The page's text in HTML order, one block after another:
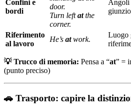
Confini e
bordi
door.
Turn leftatthe
corner.
Angoli
Riferimento
al lavoro
He’s atwork.
Luogo
💡 Trucco di memoria: Pensa a “at” =
(punto preciso)
🚗 Trasporto: capire la